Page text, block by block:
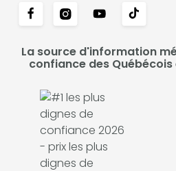
La source d'information
confiance des